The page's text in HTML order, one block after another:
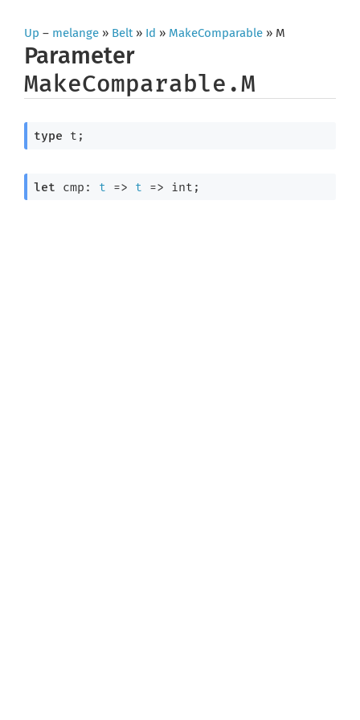
Up – melange » Belt» Id » MakeComparable » M
Parameter
MakeComparable.M
type t ;
let cmp: t => t => int;